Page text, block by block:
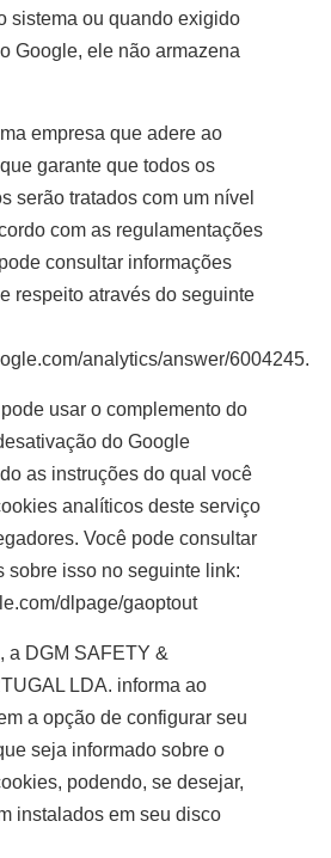
sistema ou quando exigido
Google, ele não armazena
empresa que adere ao
garante que todos os
serão tratados com um nível
com as regulamentações
consultar informações
respeito através do seguinte
analytics/answer/6004245.
usar o complemento do
do Google
as instruções do qual você
analíticos deste serviço
Você pode consultar
sobre isso no seguinte link:
dlpage/gaoptout
a DGM SAFETY &
LDA. informa ao
a opção de configurar seu
seja informado sobre o
podendo, se desejar,
instalados em seu disco